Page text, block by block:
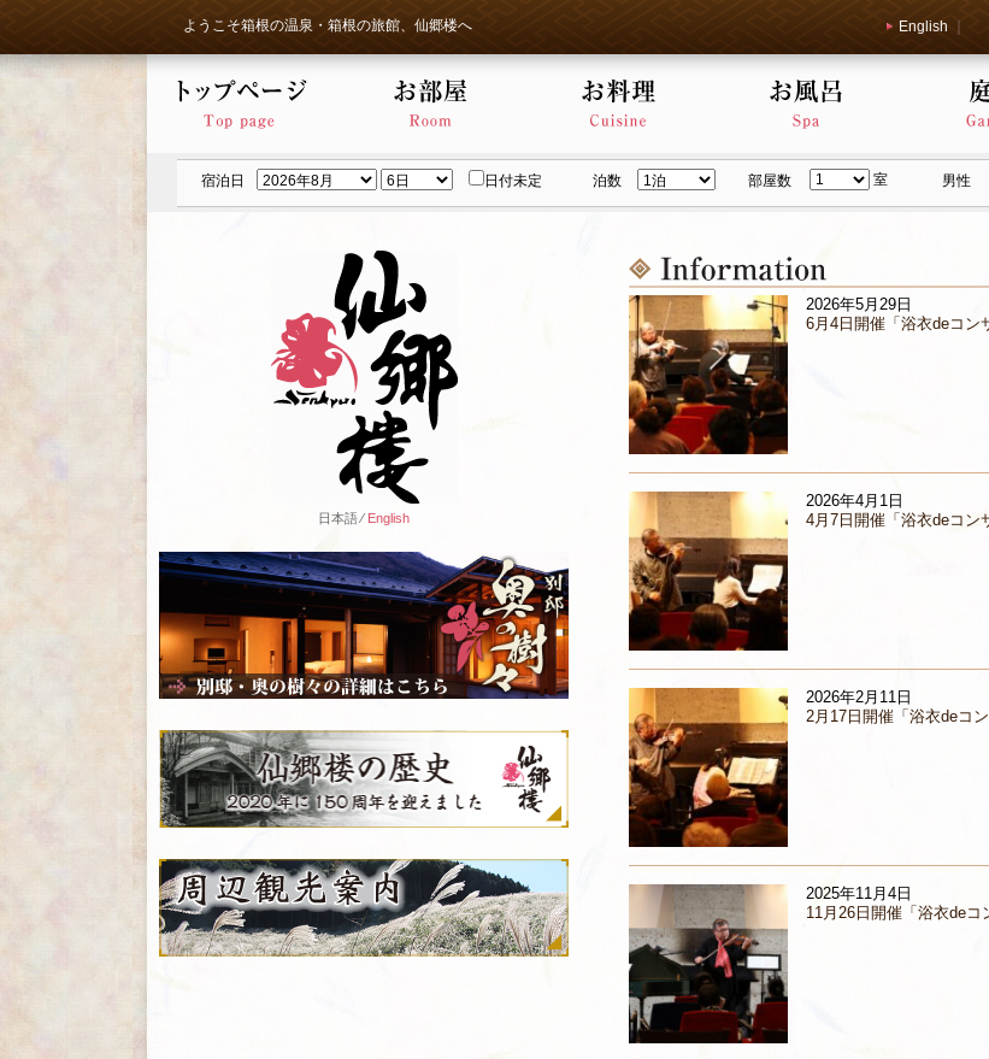
ようこそ箱根の温泉・箱根の旅館、仙郷楼へ English
宿泊日 日付未定 泊数 部屋数 室 男性
日本語 ⁄ English
2026年5月29日
6月4日開催「浴衣deコン
2026年4月1日
4月7日開催「浴衣deコン
2026年2月11日
2月17日開催「浴衣deコン
2025年11月4日
11月26日開催「浴衣deコ